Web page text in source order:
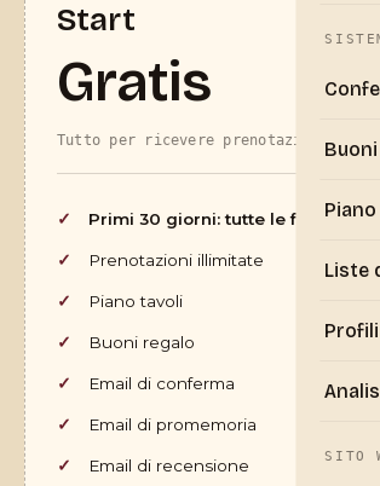
Liste
SITO
Start
Gratis
Tutto per ricevere prenotazioni
Primi 30 giorni: tutte le funzioni
Prenotazioni illimitate
Piano tavoli
Buoni regalo
Email di conferma
Email di promemoria
Email di recensione